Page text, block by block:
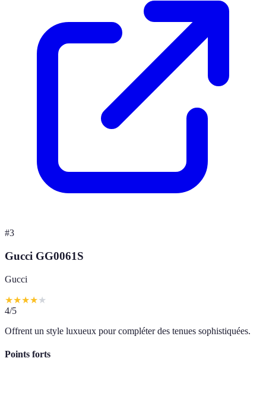
#3
Gucci GG0061S
Gucci
★★★★★
4/5
Offrent un style luxueux pour compléter des tenues sophistiquées.
Points forts